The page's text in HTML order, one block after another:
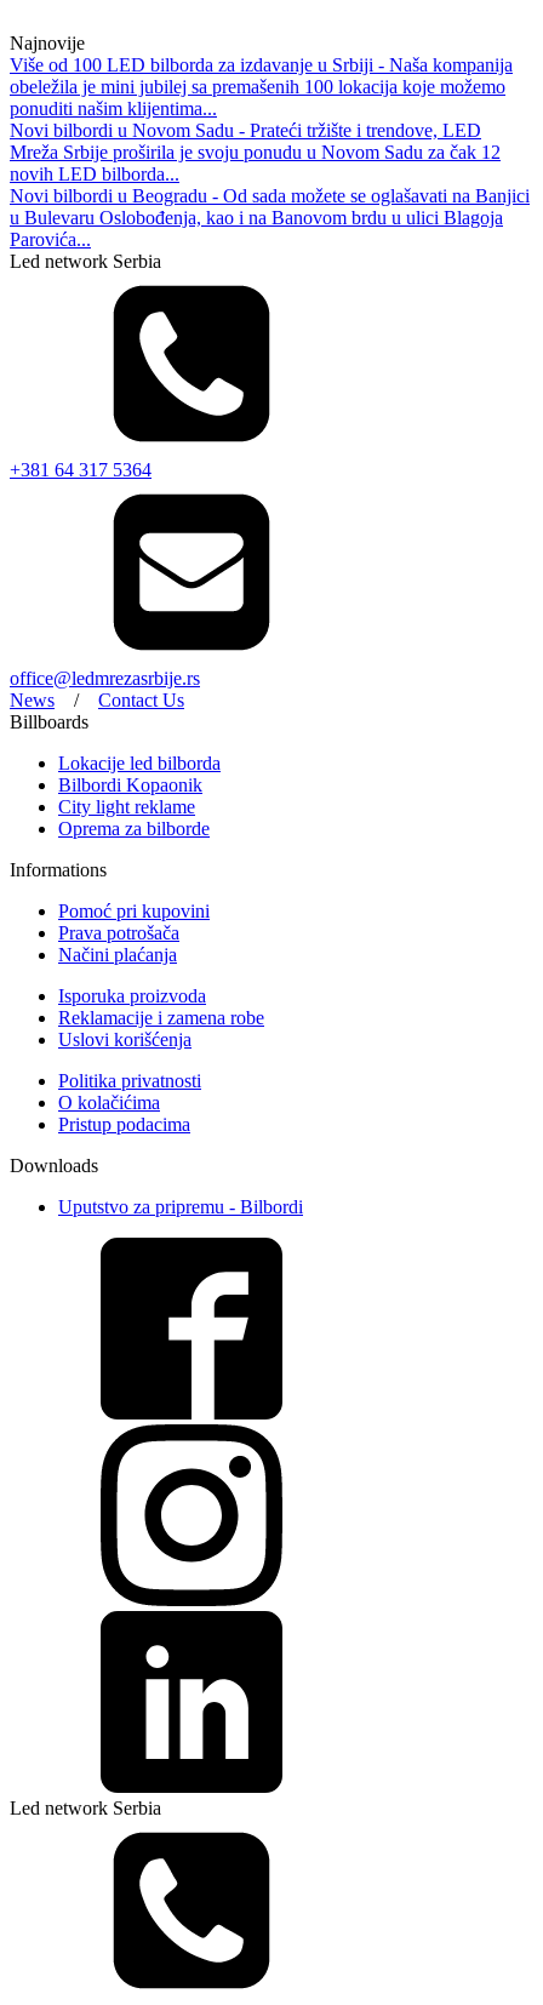
Najnovije
Više od 100 LED bilborda za izdavanje u Srbiji - Naša kompanija
obeležila je mini jubilej sa premašenih 100 lokacija koje možemo
ponuditi našim klijentima...
Novi bilbordi u Novom Sadu - Prateći tržište i trendove, LED
Mreža Srbije proširila je svoju ponudu u Novom Sadu za čak 12
novih LED bilborda...
Novi bilbordi u Beogradu - Od sada možete se oglašavati na Banjici
u Bulevaru Oslobođenja, kao i na Banovom brdu u ulici Blagoja
Parovića...
Led network Serbia
+381 64 317 5364
office@ledmrezasrbije.rs
News / Contact Us
Billboards
Lokacije led bilborda
Bilbordi Kopaonik
City light reklame
Oprema za bilborde
Informations
Pomoć pri kupovini
Prava potrošača
Načini plaćanja
Isporuka proizvoda
Reklamacije i zamena robe
Uslovi korišćenja
Politika privatnosti
O kolačićima
Pristup podacima
Downloads
Uputstvo za pripremu - Bilbordi
Led network Serbia